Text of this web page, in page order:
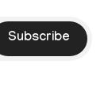
Subscribe